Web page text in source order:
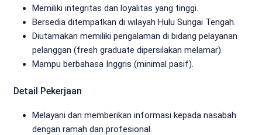
Memiliki integritas dan loyalitas yang tinggi.
Bersedia ditempatkan di wilayah Hulu Sungai Tengah.
Diutamakan memiliki pengalaman di bidang pelayanan
pelanggan (fresh graduate dipersilakan melamar).
Mampu berbahasa Inggris (minimal pasif).
Detail Pekerjaan
Melayani dan memberikan informasi kepada nasabah
dengan ramah dan profesional.